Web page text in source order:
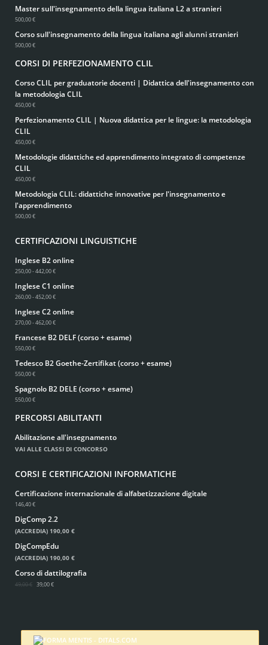
Master sull'insegnamento della lingua italiana L2 a stranieri
500,00 €
Corso sull'insegnamento della lingua italiana agli alunni stranieri
500,00 €
CORSI DI PERFEZIONAMENTO CLIL
Corso CLIL per graduatorie docenti | Didattica dell'insegnamento con
la metodologia CLIL
450,00 €
Perfezionamento CLIL | Nuova didattica per le lingue: la metodologia
CLIL
450,00 €
Metodologie didattiche ed apprendimento integrato di competenze
CLIL
450,00 €
Metodologia CLIL: didattiche innovative per l'insegnamento e
l'apprendimento
500,00 €
CERTIFICAZIONI LINGUISTICHE
Inglese B2 online
250,00 - 442,00 €
Inglese C1 online
260,00 - 452,00 €
Inglese C2 online
270,00 - 462,00 €
Francese B2 DELF (corso + esame)
550,00 €
Tedesco B2 Goethe-Zertifikat (corso + esame)
550,00 €
Spagnolo B2 DELE (corso + esame)
550,00 €
PERCORSI ABILITANTI
Abilitazione all'insegnamento
VAI ALLE CLASSI DI CONCORSO
CORSI E CERTIFICAZIONI INFORMATICHE
Certificazione internazionale di alfabetizzazione digitale
146,40 €
DigComp 2.2
(ACCREDIA) 190,00 €
DigCompEdu
(ACCREDIA) 190,00 €
Corso di dattilografia
49,00 € 39,00 €